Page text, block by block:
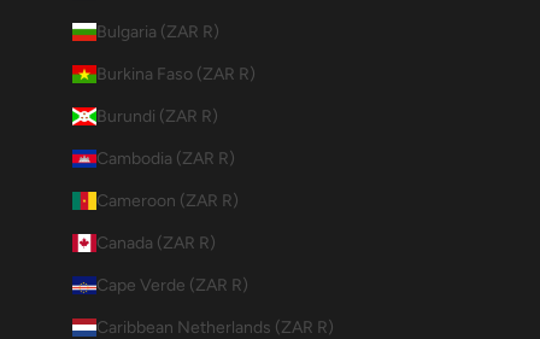
Bulgaria (ZAR R)
Burkina Faso (ZAR R)
Burundi (ZAR R)
Cambodia (ZAR R)
Cameroon (ZAR R)
Canada (ZAR R)
Cape Verde (ZAR R)
Caribbean Netherlands (ZAR R)